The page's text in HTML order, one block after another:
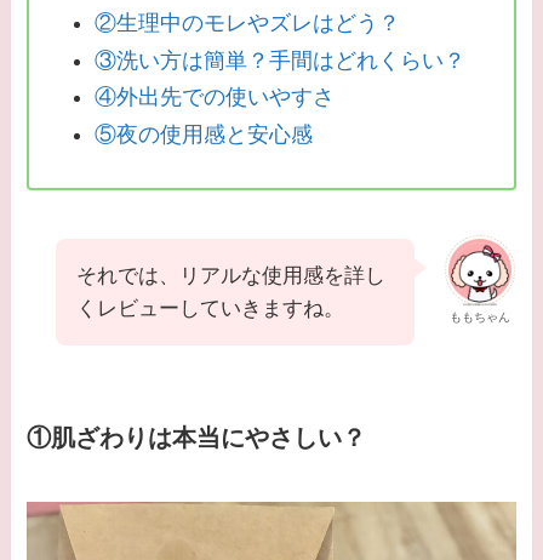
②生理中のモレやズレはどう？
③洗い方は簡単？手間はどれくらい？
④外出先での使いやすさ
⑤夜の使用感と安心感
ももちゃん
それでは、リアルな使用感を詳し
くレビューしていきますね。
①肌ざわりは本当にやさしい？